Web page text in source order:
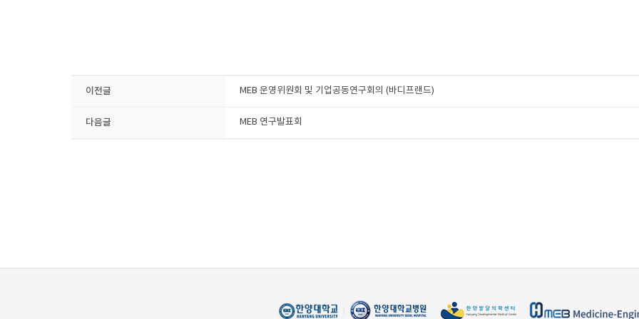
이전글 MEB 운영위원회 및 기업공동연구회의 (바디프랜드)
다음글 MEB 연구발표회